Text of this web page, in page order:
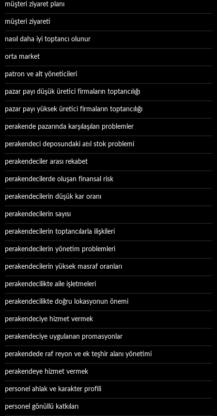
müşteri ziyaret planı
müşteri ziyareti
nasıl daha iyi toptancı olunur
orta market
patron ve alt yöneticileri
pazar payı düşük üretici firmaların toptancılığı
pazar payı yüksek üretici firmaların toptancılığı
perakende pazarında karşılaşılan problemler
perakendeci deposundaki atıl stok problemi
perakendeciler arası rekabet
perakendecilerde oluşan finansal risk
perakendecilerin düşük kar oranı
perakendecilerin sayısı
perakendecilerin toptancılarla ilişkileri
perakendecilerin yönetim problemleri
perakendecilerin yüksek masraf oranları
perakendecilikte aile işletmeleri
perakendecilikte doğru lokasyonun önemi
perakendeciye hizmet vermek
perakendeciye uygulanan promasyonlar
perakendede raf reyon ve ek teşhir alanı yönetimi
perakendeye hizmet vermek
personel ahlak ve karakter profili
personel gönüllü katkıları